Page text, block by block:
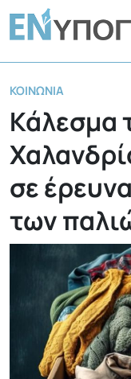
ΚΟΙΝΩΝΊΑ
Κάλεσμα
σε
των